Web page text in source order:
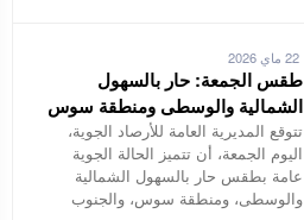
22 ماي 2026
طقس الجمعة: حار بالسهول
الشمالية والوسطى ومنطقة سوس
تتوقع المديرية العامة للأرصاد الجوية،
اليوم الجمعة، أن تتميز الحالة الجوية
عامة بطقس حار بالسهول الشمالية
والوسطى، ومنطقة سوس، والجنوب